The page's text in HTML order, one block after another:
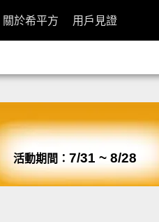
關於希平方 用戶見證
活動期間： 7/31 ~ 8/28